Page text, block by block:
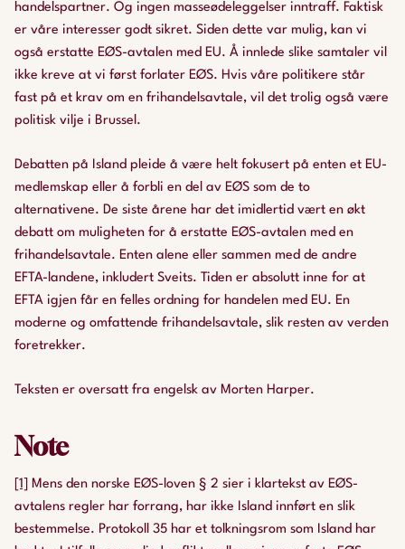
handelspartner. Og ingen masseødeleggelser inntraff. Faktisk
er våre interesser godt sikret. Siden dette var mulig, kan vi
også erstatte EØS-avtalen med EU. Å innlede slike samtaler vil
ikke kreve at vi først forlater EØS. Hvis våre politikere står
fast på et krav om en frihandelsavtale, vil det trolig også være
politisk vilje i Brussel.
Debatten på Island pleide å være helt fokusert på enten et EU-
medlemskap eller å forbli en del av EØS som de to
alternativene. De siste årene har det imidlertid vært en økt
debatt om muligheten for å erstatte EØS-avtalen med en
frihandelsavtale. Enten alene eller sammen med de andre
EFTA-landene, inkludert Sveits. Tiden er absolutt inne for at
EFTA igjen får en felles ordning for handelen med EU. En
moderne og omfattende frihandelsavtale, slik resten av verden
foretrekker.
Teksten er oversatt fra engelsk av Morten Harper.
Note
[1]
Mens den norske EØS-loven § 2 sier i klartekst av EØS-
avtalens regler har forrang, har ikke Island innført en slik
bestemmelse. Protokoll 35 har et tolkningsrom som Island har